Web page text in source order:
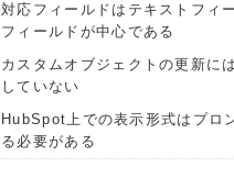
対応フィールドはテキストフィ
フィールドが中心である
カスタムオブジェクトの更新に
していない
HubSpot上での表示形式はプロ
る必要がある